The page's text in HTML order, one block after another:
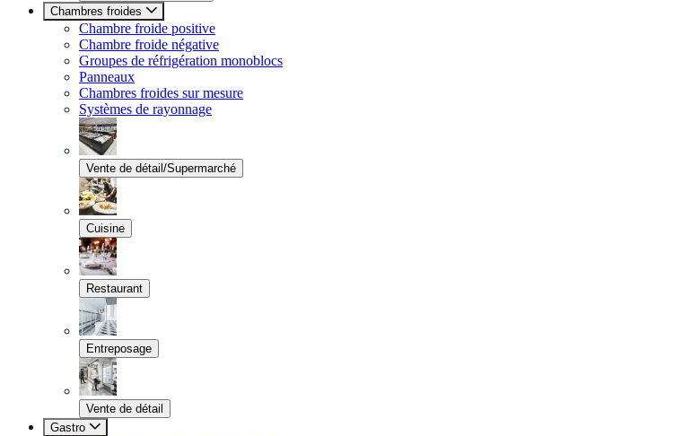
Chambres froides
Chambre froide positive
Chambre froide négative
Groupes de réfrigération monoblocs
Panneaux
Chambres froides sur mesure
Systèmes de rayonnage
Vente de détail/Supermarché
Cuisine
Restaurant
Entreposage
Vente de détail
Gastro